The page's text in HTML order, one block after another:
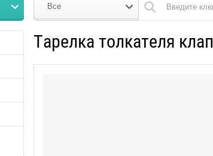
Все
Тарелка толкателя